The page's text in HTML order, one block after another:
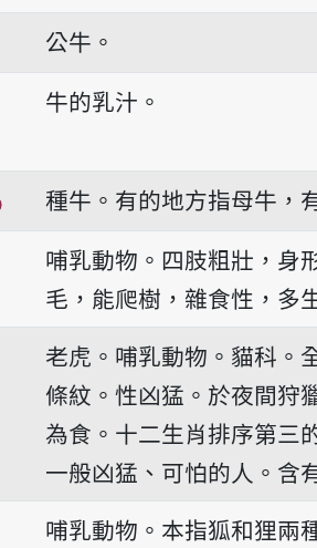
讀gû-bó
音讀gû-káng
公牛。
ling/gû-ni
牛的乳汁。
放音讀gû-tsíng-á
種牛。有的地方指母牛，
hîm
哺乳動物。四肢粗壯，身
毛，能爬樹，雜食性，多
hóo
老虎。哺乳動物。貓科。
條紋。性凶猛。於夜間狩
為食。十二生肖排序第三
一般凶猛、可怕的人。含
哺乳動物。本指狐和狸兩